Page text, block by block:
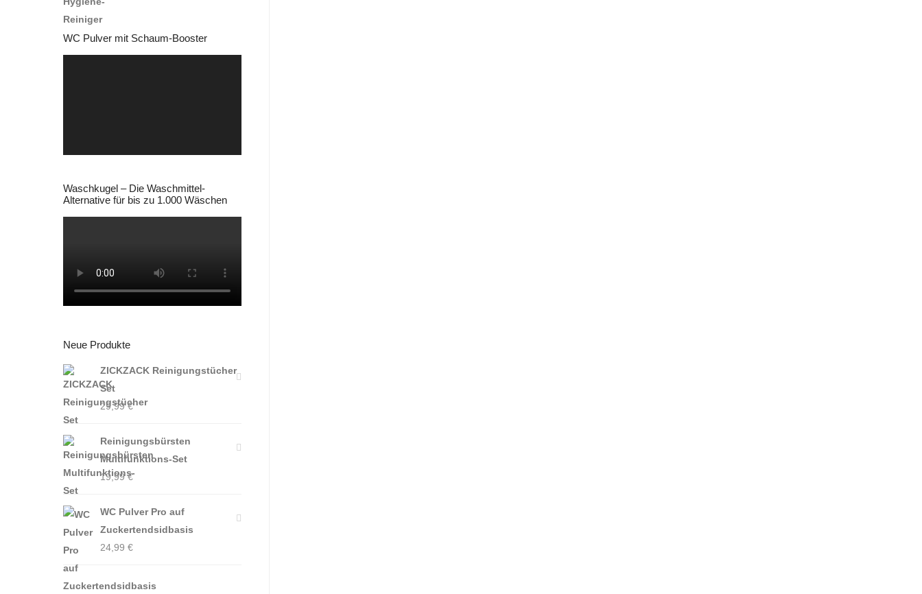
29,99 €24,99 €.
WC Pulver mit Schaum-Booster
Waschkugel – Die Waschmittel-
Alternative für bis zu 1.000 Wäschen
Neue Produkte
ZICKZACK Reinigungstücher
Set
29,99€
Reinigungsbürsten
Multifunktions-Set
19,99€
WC Pulver Pro auf
Zuckertendsidbasis
24,99 €